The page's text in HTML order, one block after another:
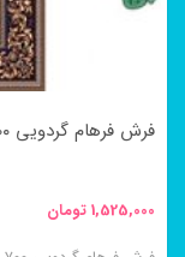
فرش فرهام گردویی ۷۰۰ شانه کاشان
1,525,000تومان